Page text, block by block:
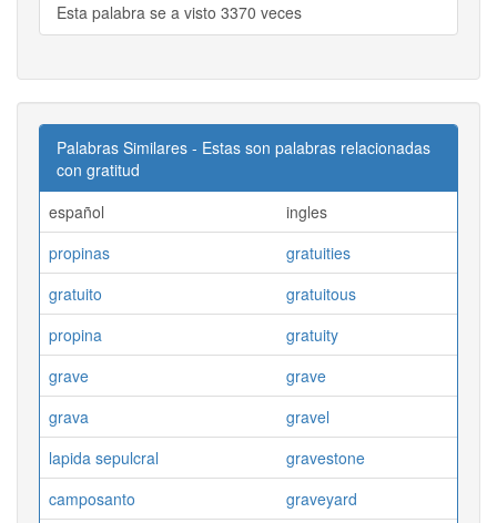
Esta palabra se a visto 3370 veces
Palabras Similares - Estas son palabras relacionadas
con gratitud
español
ingles
propinas
gratuities
gratuito
gratuitous
propina
gratuity
grave
grave
grava
gravel
lapida sepulcral
gravestone
camposanto
graveyard